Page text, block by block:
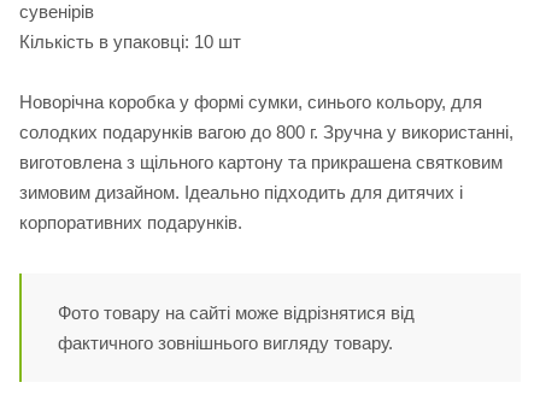
сувенірів
Кількість в упаковці: 10 шт
Новорічна коробка у формі сумки, синього кольору, для
солодких подарунків вагою до 800 г. Зручна у використанні,
виготовлена з щільного картону та прикрашена святковим
зимовим дизайном. Ідеально підходить для дитячих і
корпоративних подарунків.
Фото товару на сайті може відрізнятися від
фактичного зовнішнього вигляду товару.